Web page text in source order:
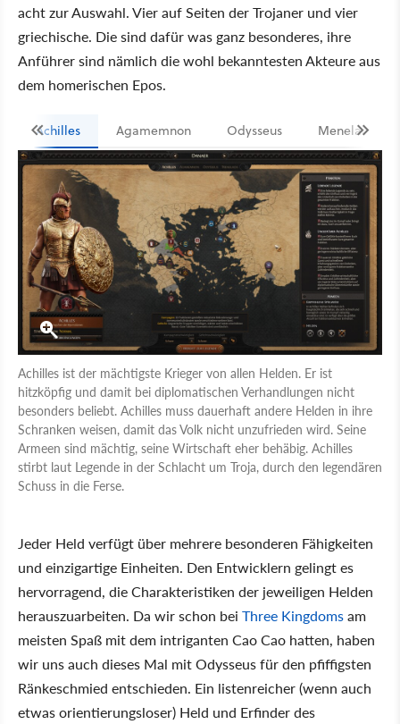
acht zur Auswahl. Vier auf Seiten der Trojaner und vier
griechische. Die sind dafür was ganz besonderes, ihre
Anführer sind nämlich die wohl bekanntesten Akteure aus
dem homerischen Epos.
Achilles Agamemnon Odysseus Menelaos
Achilles ist der mächtigste Krieger von allen Helden. Er ist
hitzköpfig und damit bei diplomatischen Verhandlungen nicht
besonders beliebt. Achilles muss dauerhaft andere Helden in ihre
Schranken weisen, damit das Volk nicht unzufrieden wird. Seine
Armeen sind mächtig, seine Wirtschaft eher behäbig. Achilles
stirbt laut Legende in der Schlacht um Troja, durch den legendären
Schuss in die Ferse.
Jeder Held verfügt über mehrere besonderen Fähigkeiten
und einzigartige Einheiten. Den Entwicklern gelingt es
hervorragend, die Charakteristiken der jeweiligen Helden
herauszuarbeiten. Da wir schon bei Three Kingdomsam
meisten Spaß mit dem intriganten Cao Cao hatten, haben
wir uns auch dieses Mal mit Odysseus für den pfiffigsten
Ränkeschmied entschieden. Ein listenreicher (wenn auch
etwas orientierungsloser) Held und Erfinder des